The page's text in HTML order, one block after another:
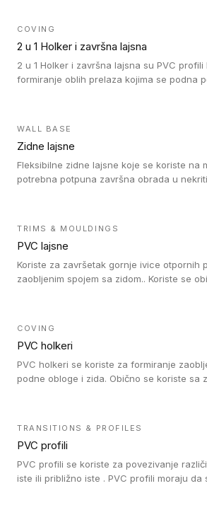
(kompaktni i akustički), kao i sa podnim
COVING
2 u 1 Holker i završna lajsna
2 u 1 Holker i završna lajsna su PVC
formiranje oblih prelaza kojima se podna
WALL BASE
Zidne lajsne
Fleksibilne zidne lajsne koje se koriste na
potrebna potpuna završna obrada u
TRIMS & MOULDINGS
PVC lajsne
Koriste za završetak gornje ivice otpornih
zaobljenim spojem sa zidom.. Koriste se
rešenje).
COVING
PVC holkeri
PVC holkeri se koriste za formiranje
podne obloge i zida. Obično se koriste sa
zaobljene spojeve ispod poda. Osim toga,
čišćenje i održavanje zahvaljujući
holkeri su kompatibilni sa homogenim i
TRANSITIONS & PROFILES
PVC profili
PVC profili se koriste za povezivanje
iste ili približno iste . PVC profili moraju da